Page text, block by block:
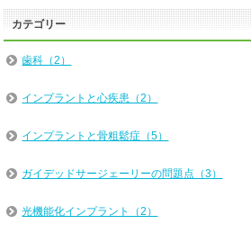
カテゴリー
歯科（2）
インプラントと心疾患（2）
インプラントと骨粗鬆症（5）
ガイデッドサージェーリーの問題点（3）
光機能化インプラント（2）